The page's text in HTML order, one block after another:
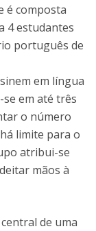
é composta
4 estudantes
português de
em língua
em até três
o número
limite para o
atribui-se
mãos à
de uma